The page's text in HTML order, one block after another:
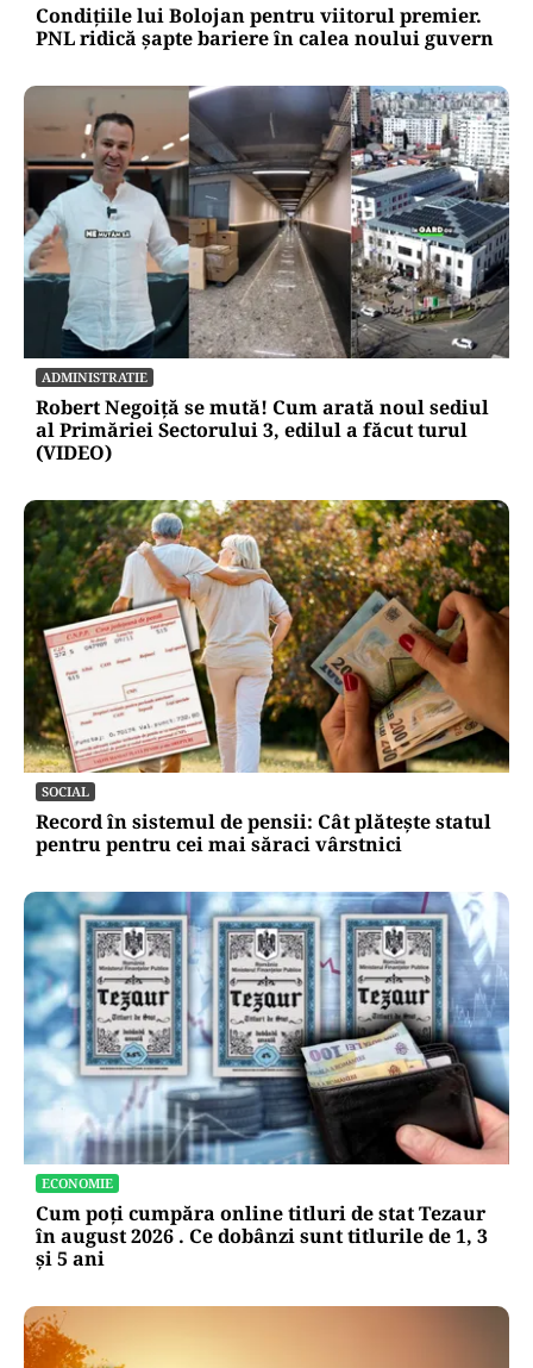
Condițiile lui Bolojan pentru viitorul premier.
PNL ridică șapte bariere în calea noului guvern
ADMINISTRATIE
Robert Negoiță se mută! Cum arată noul sediul
al Primăriei Sectorului 3, edilul a făcut turul
(VIDEO)
SOCIAL
Record în sistemul de pensii: Cât plătește statul
pentru pentru cei mai săraci vârstnici
ECONOMIE
Cum poți cumpăra online titluri de stat Tezaur
în august 2026 . Ce dobânzi sunt titlurile de 1, 3
și 5 ani